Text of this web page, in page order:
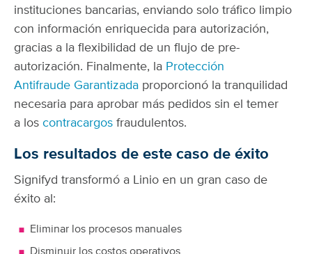
instituciones bancarias, enviando solo tráfico limpio
con información enriquecida para autorización,
gracias a la flexibilidad de un flujo de pre-
autorización. Finalmente, la Protección
Antifraude Garantizada proporcionó la tranquilidad
necesaria para aprobar más pedidos sin el temer
a los contracargos fraudulentos.
Los resultados de este caso de éxito
Signifyd transformó a Linio en un gran caso de
éxito al:
Eliminar los procesos manuales